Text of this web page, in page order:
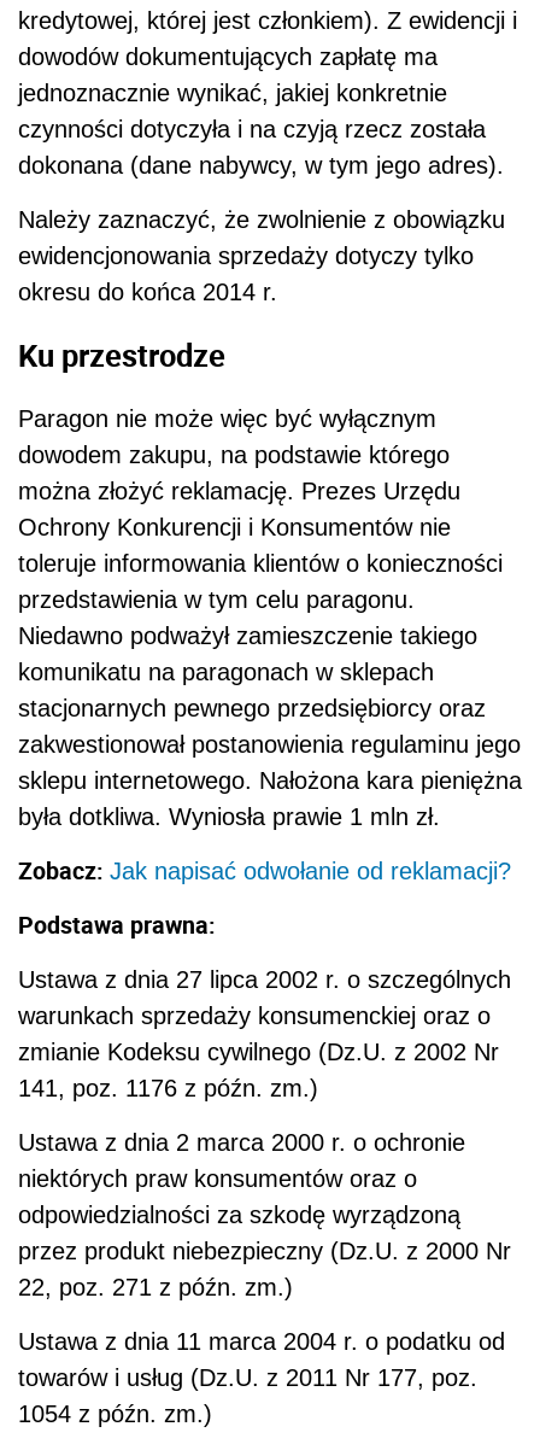
kredytowej, której jest członkiem). Z ewidencji i
dowodów dokumentujących zapłatę ma
jednoznacznie wynikać, jakiej konkretnie
czynności dotyczyła i na czyją rzecz została
dokonana (dane nabywcy, w tym jego adres).
Należy zaznaczyć, że zwolnienie z obowiązku
ewidencjonowania sprzedaży dotyczy tylko
okresu do końca 2014 r.
Ku przestrodze
Paragon nie może więc być wyłącznym
dowodem zakupu, na podstawie którego
można złożyć reklamację. Prezes Urzędu
Ochrony Konkurencji i Konsumentów nie
toleruje informowania klientów o konieczności
przedstawienia w tym celu paragonu.
Niedawno podważył zamieszczenie takiego
komunikatu na paragonach w sklepach
stacjonarnych pewnego przedsiębiorcy oraz
zakwestionował postanowienia regulaminu jego
sklepu internetowego. Nałożona kara pieniężna
była dotkliwa. Wyniosła prawie 1 mln zł.
Zobacz: Jak napisać odwołanie od reklamacji?
Podstawa prawna:
Ustawa z dnia 27 lipca 2002 r. o szczególnych
warunkach sprzedaży konsumenckiej oraz o
zmianie Kodeksu cywilnego (Dz.U. z 2002 Nr
141, poz. 1176 z późn. zm.)
Ustawa z dnia 2 marca 2000 r. o ochronie
niektórych praw konsumentów oraz o
odpowiedzialności za szkodę wyrządzoną
przez produkt niebezpieczny (Dz.U. z 2000 Nr
22, poz. 271 z późn. zm.)
Ustawa z dnia 11 marca 2004 r. o podatku od
towarów i usług (Dz.U. z 2011 Nr 177, poz.
1054 z późn. zm.)